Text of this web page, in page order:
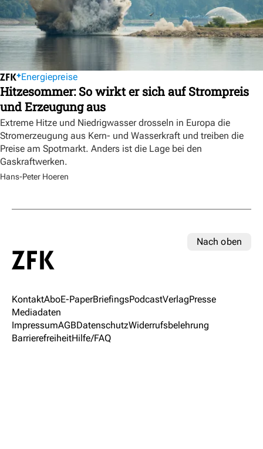
Energiepreise
Hitzesommer: So wirkt er sich auf Strompreis
und Erzeugung aus
Extreme Hitze und Niedrigwasser drosseln in Europa die
Stromerzeugung aus Kern- und Wasserkraft und treiben die
Preise am Spotmarkt. Anders ist die Lage bei den
Gaskraftwerken.
Hans-Peter Hoeren
Nach oben
KontaktAboE-PaperBriefingsPodcastVerlagPresse
Mediadaten
ImpressumAGBDatenschutzWiderrufsbelehrung
BarrierefreiheitHilfe/FAQ